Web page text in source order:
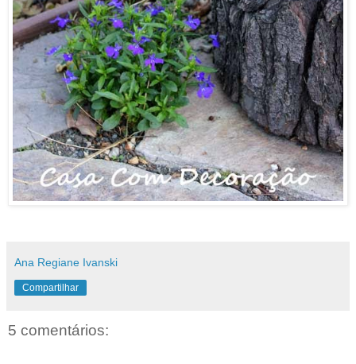
Ana Regiane Ivanski
Compartilhar
5 comentários: